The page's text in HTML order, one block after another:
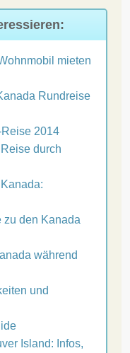
mieten
Rundreise
2014
durch
zu den Kanada
während
und
Island: Infos,